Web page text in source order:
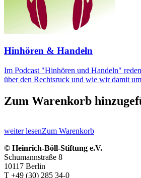
Hinhören & Handeln
Im Podcast "Hinhören und Handeln"
über den Rechtsruck und wie wir damit
Zum Warenkorb
weiter lesenZum Warenkorb
© Heinrich-Böll-Stiftung e.V.
Schumannstraße 8
10117 Berlin
T +49 (30) 285 34-0